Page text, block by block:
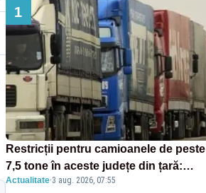
1
Restricții pentru camioanele de peste
7,5 tone în aceste județe din țară:
circulația este interzisă luni, între orele
Actualitate·3 aug. 2026, 07:55